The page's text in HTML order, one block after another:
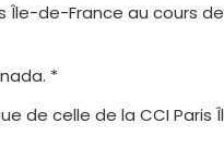
Île-de-France au cours
*
de celle de la CCI Paris